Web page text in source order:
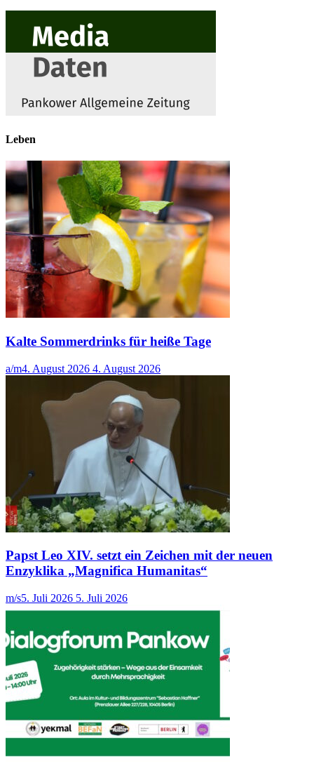
Leben
Kalte Sommerdrinks für heiße Tage
a/m4. August 2026 4. August 2026
Papst Leo XIV. setzt ein Zeichen mit der neuen
Enzyklika „Magnifica Humanitas“
m/s5. Juli 2026 5. Juli 2026